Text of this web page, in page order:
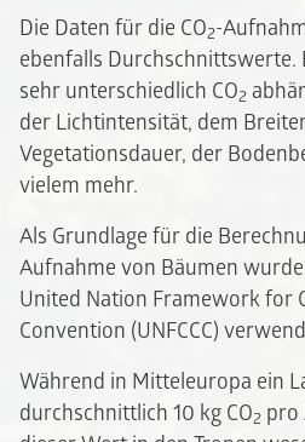
Die Daten für die CO2-
ebenfalls Durchschnittswerte.
sehr unterschiedlich CO2
der Lichtintensität, dem
Vegetationsdauer, der
vielem mehr.
Als Grundlage für die
Aufnahme von Bäumen
United Nation Framework for
Convention (UNFCCC)
Während in Mitteleuropa ein
durchschnittlich 10 kg CO2 pro